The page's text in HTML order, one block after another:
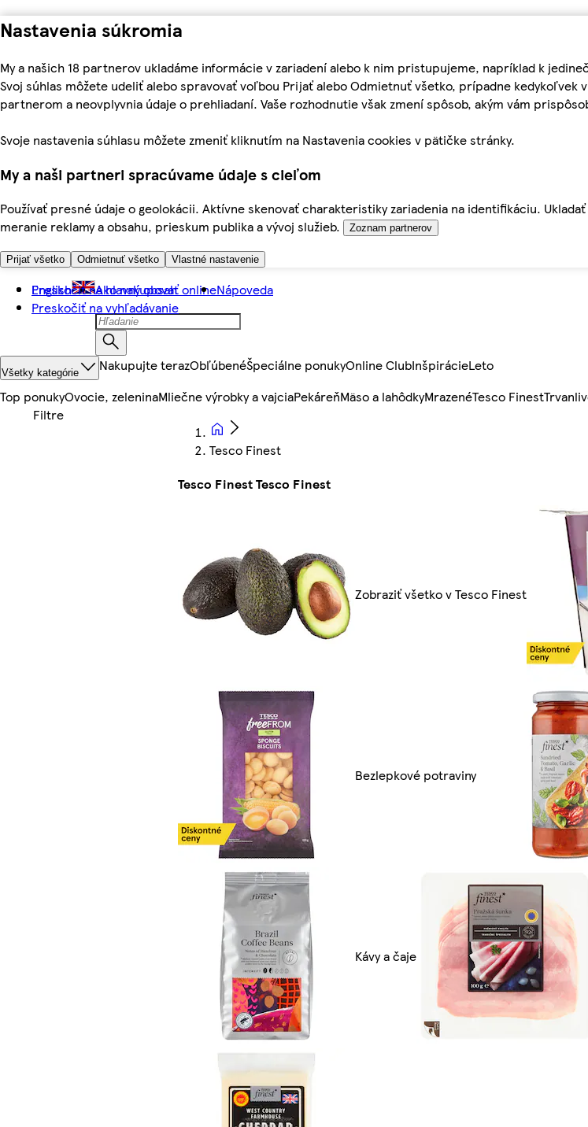
Nastavenia súkromia
My a našich 18 partnerov ukladáme informácie v zariadení alebo k nim pristupujeme, napríklad k
Svoj súhlas môžete udeliť alebo spravovať voľbou Prijať alebo Odmietnuť všetko, prípadne kedykoľvek v
partnerom a neovplyvnia údaje o prehliadaní. Vaše rozhodnutie však zmení spôsob, akým vám
Svoje nastavenia súhlasu môžete zmeniť kliknutím na Nastavenia cookies v pätičke stránky.
My a naši partneri spracúvame údaje s cieľom
Používať presné údaje o geolokácii. Aktívne skenovať charakteristiky zariadenia na identifikáciu.
meranie reklamy a obsahu, prieskum publika a vývoj služieb.
Zoznam partnerov
Prijať všetko Odmietnuť všetko Vlastné nastavenie
Preskočiť na hlavný obsah
Preskočiť na vyhľadávanie
English Ako nakupovať onlineNápoveda
Všetky kategórie Nakupujte terazObľúbenéŠpeciálne ponukyOnline ClubInšpirácieLeto
Top ponukyOvocie, zeleninaMliečne výrobky a vajciaPekáreňMäso a lahôdkyMrazenéTesco Finest
Tesco Finest
Tesco Finest Tesco Finest
Zobraziť všetko v Tesco Finest
Bezlepkové potraviny
Kávy a čaje